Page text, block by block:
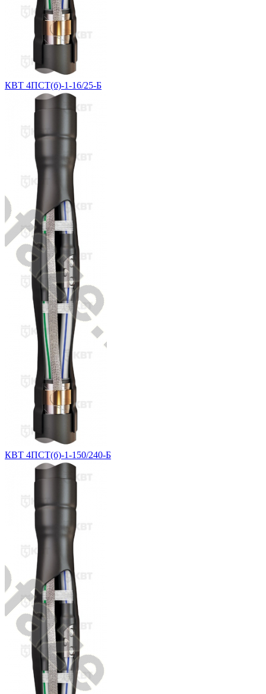
КВТ 4ПСТ(б)-1-16/25-Б
КВТ 4ПСТ(б)-1-150/240-Б